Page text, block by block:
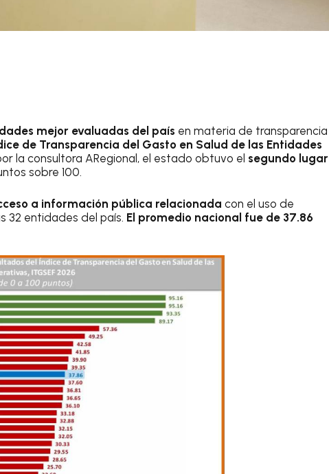
mejor evaluadas del país en materia de transparencia
de Transparencia del Gasto en Salud de las Entidades
la consultora ARegional, el estado obtuvo el segundo lugar
sobre 100.
a información pública relacionada con el uso de
32 entidades del país. El promedio nacional fue de 37.86